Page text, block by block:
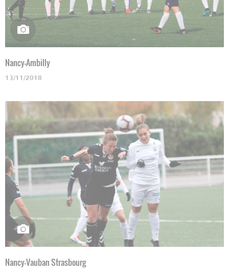
Nancy-Ambilly
13/11/2018
Nancy-Vauban Strasbourg